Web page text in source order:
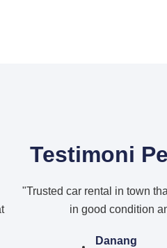
Testimoni
"Trusted car rental in town
in good condition
Danang